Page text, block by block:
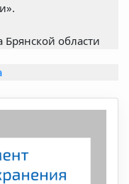
Брянской области